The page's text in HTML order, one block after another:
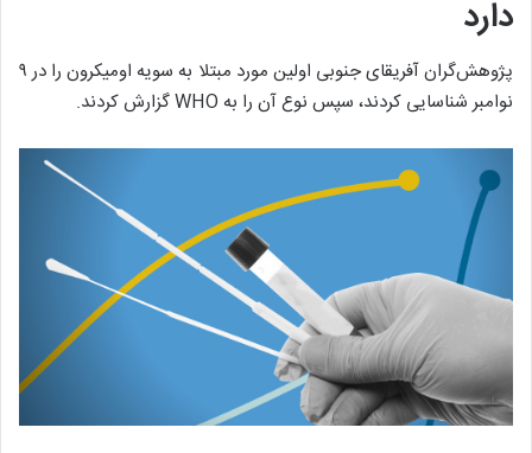
دارد
پژوهش‌گران آفریقای جنوبی اولین مورد مبتلا به سویه اومیکرون را در ۹
نوامبر شناسایی کردند، سپس نوع آن را به WHO گزارش کردند.